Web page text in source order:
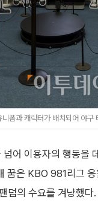
과 캐릭터가 배치되어 야
어 이용자의 행동을
꿈은 KBO 981리그
덤의 수요를 겨냥했다.